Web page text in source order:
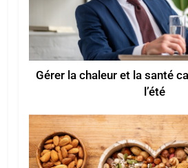
Gérer la chaleur et la santé
l’été